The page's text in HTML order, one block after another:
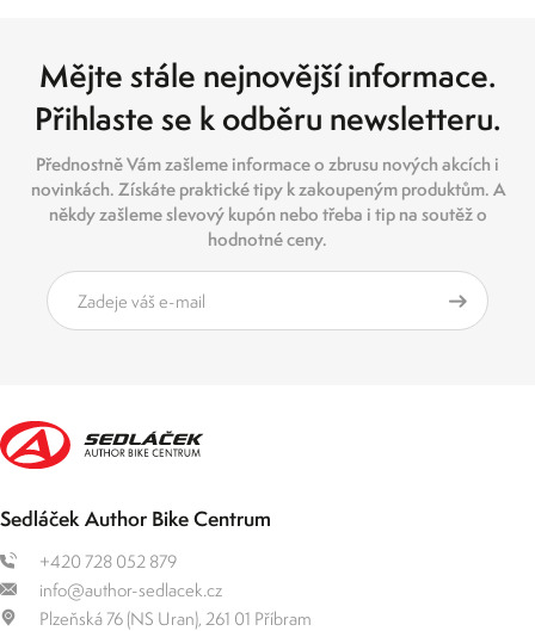
Mějte stále nejnovější informace.
Přihlaste se k odběru newsletteru.
Přednostně Vám zašleme informace o zbrusu nových akcích i
novinkách. Získáte praktické tipy k zakoupeným produktům. A
někdy zašleme slevový kupón nebo třeba i tip na soutěž o
hodnotné ceny.
Sedláček Author Bike Centrum
+420 728 052 879
info@author-sedlacek.cz
Plzeňská 76 (NS Uran), 261 01 Příbram